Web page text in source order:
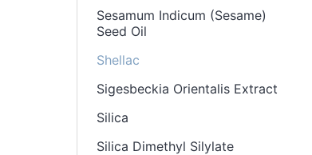
Sesamum Indicum (Sesame)
Seed Oil
Shellac
Sigesbeckia Orientalis Extract
Silica
Silica Dimethyl Silylate